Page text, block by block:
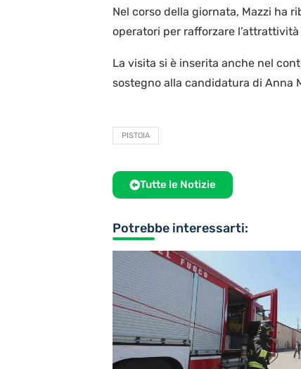
Nel corso della giornata, Mazzi ha
operatori per rafforzare
La visita si è inserita anche nel
sostegno alla candidatura di Anna
PISTOIA
Tutte le Notizie
Potrebbe interessarti: